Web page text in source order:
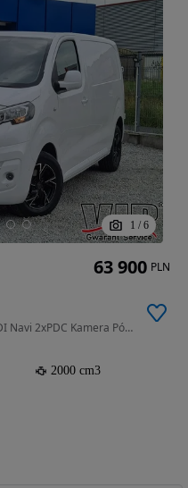
1 / 6
2000 cm3 • 122 KM • 98 Tys.Km 2.0 HDI Navi 2xPDC Kamera Półskóry Asystent Pasa Sensory Alu
2000 cm3
63 900 PLN